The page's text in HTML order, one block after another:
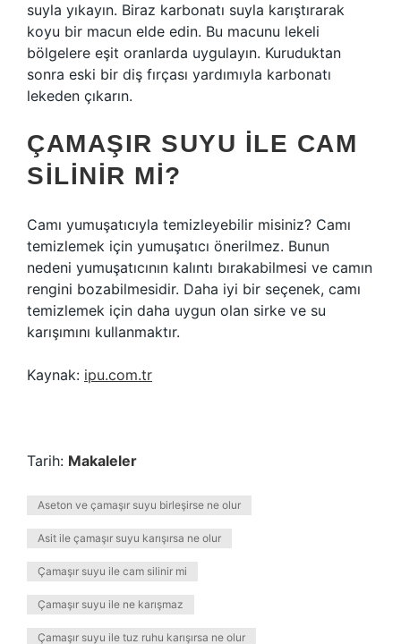
suyla yıkayın. Biraz karbonatı suyla karıştırarak
koyu bir macun elde edin. Bu macunu lekeli
bölgelere eşit oranlarda uygulayın. Kuruduktan
sonra eski bir diş fırçası yardımıyla karbonatı
lekeden çıkarın.
ÇAMAŞIR SUYU ILE CAM
SILINIR MI?
Camı yumuşatıcıyla temizleyebilir misiniz? Camı
temizlemek için yumuşatıcı önerilmez. Bunun
nedeni yumuşatıcının kalıntı bırakabilmesi ve camın
rengini bozabilmesidir. Daha iyi bir seçenek, camı
temizlemek için daha uygun olan sirke ve su
karışımını kullanmaktır.
Kaynak: ipu.com.tr
Tarih: Makaleler
Aseton ve çamaşır suyu birleşirse ne olur
Asit ile çamaşır suyu karışırsa ne olur
Çamaşır suyu ile cam silinir mi
Çamaşır suyu ile ne karışmaz
Çamaşır suyu ile tuz ruhu karışırsa ne olur